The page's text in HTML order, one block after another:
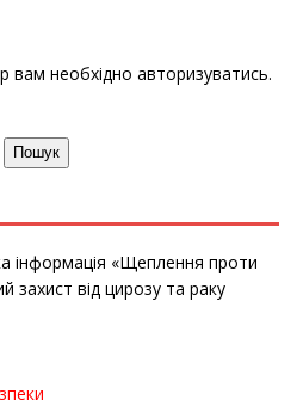
вам необхідно авторизуватись.
Пошук
інформація «Щеплення проти
захист від цирозу та раку